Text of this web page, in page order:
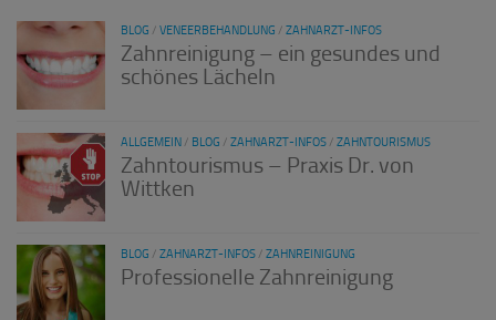
BLOG / VENEERBEHANDLUNG / ZAHNARZT-INFOS
Zahnreinigung – ein gesundes und
schönes Lächeln
ALLGEMEIN / BLOG / ZAHNARZT-INFOS / ZAHNTOURISMUS
Zahntourismus – Praxis Dr. von
Wittken
BLOG / ZAHNARZT-INFOS / ZAHNREINIGUNG
Professionelle Zahnreinigung